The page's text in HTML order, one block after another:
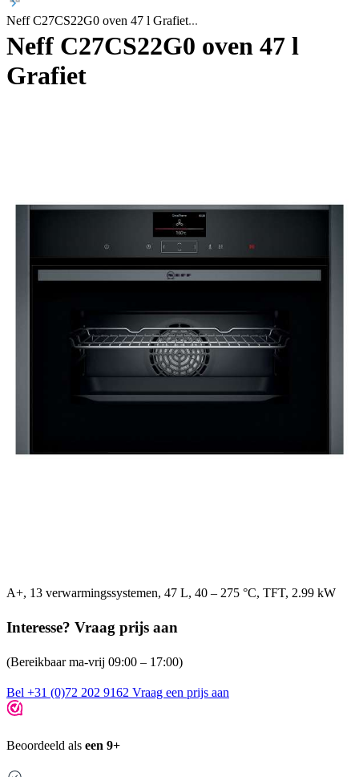
Neff C27CS22G0 oven 47 l Grafiet
Neff C27CS22G0 oven 47 l
Grafiet
A+, 13 verwarmingssystemen, 47 L, 40 – 275 °C, TFT, 2.99 kW
Interesse? Vraag prijs aan
(Bereikbaar ma-vrij 09:00 – 17:00)
Bel +31 (0)72 202 9162 Vraag een prijs aan
Beoordeeld als een 9+